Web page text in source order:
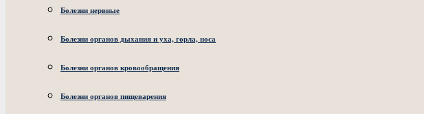
Болезни нервные
Болезни органов дыхания и уха, горла, носа
Болезни органов кровообращения
Болезни органов пищеварения